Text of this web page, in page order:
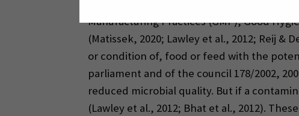
Manufacturing Practices (GMP), Good
(Matissek, 2020; Lawley et al., 2012; Reij &
or condition of, food or feed with the
parliament and of the council 178/2002,
reduced microbial quality. But if a
(Lawley et al., 2012; Bhat et al., 2012).